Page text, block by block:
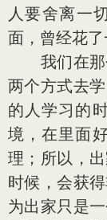
人要舍离一
面，曾经花了
我们在那
两个方式去
的人学习的
境，在里面
理；所以，
时候，会获
为出家只是